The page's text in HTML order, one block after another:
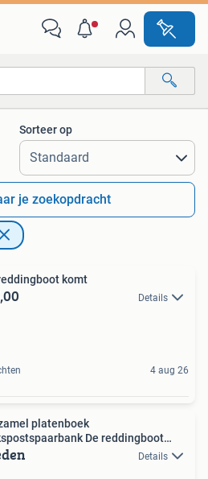
afstanden…
Sorteer op
je zoekopdracht
komt
Details
4 aug 26
platenboek
De reddingboot
Details